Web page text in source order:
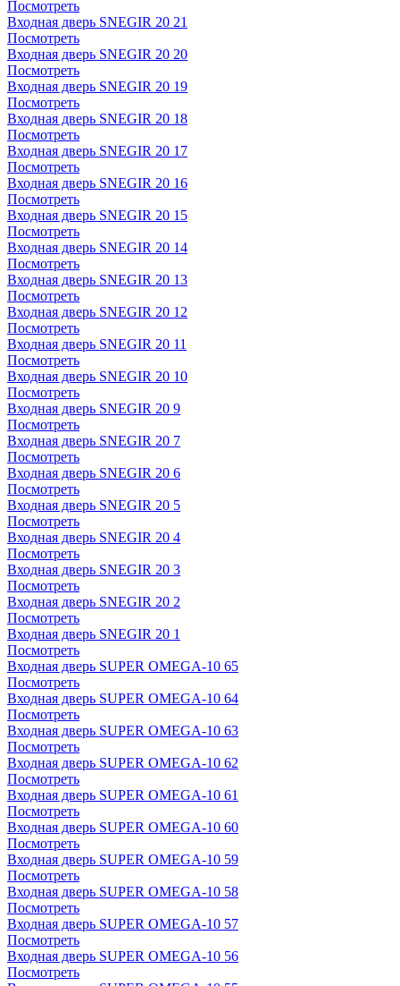
Посмотреть
Входная дверь SNEGIR 20 21
Посмотреть
Входная дверь SNEGIR 20 20
Посмотреть
Входная дверь SNEGIR 20 19
Посмотреть
Входная дверь SNEGIR 20 18
Посмотреть
Входная дверь SNEGIR 20 17
Посмотреть
Входная дверь SNEGIR 20 16
Посмотреть
Входная дверь SNEGIR 20 15
Посмотреть
Входная дверь SNEGIR 20 14
Посмотреть
Входная дверь SNEGIR 20 13
Посмотреть
Входная дверь SNEGIR 20 12
Посмотреть
Входная дверь SNEGIR 20 11
Посмотреть
Входная дверь SNEGIR 20 10
Посмотреть
Входная дверь SNEGIR 20 9
Посмотреть
Входная дверь SNEGIR 20 7
Посмотреть
Входная дверь SNEGIR 20 6
Посмотреть
Входная дверь SNEGIR 20 5
Посмотреть
Входная дверь SNEGIR 20 4
Посмотреть
Входная дверь SNEGIR 20 3
Посмотреть
Входная дверь SNEGIR 20 2
Посмотреть
Входная дверь SNEGIR 20 1
Посмотреть
Входная дверь SUPER OMEGA-10 65
Посмотреть
Входная дверь SUPER OMEGA-10 64
Посмотреть
Входная дверь SUPER OMEGA-10 63
Посмотреть
Входная дверь SUPER OMEGA-10 62
Посмотреть
Входная дверь SUPER OMEGA-10 61
Посмотреть
Входная дверь SUPER OMEGA-10 60
Посмотреть
Входная дверь SUPER OMEGA-10 59
Посмотреть
Входная дверь SUPER OMEGA-10 58
Посмотреть
Входная дверь SUPER OMEGA-10 57
Посмотреть
Входная дверь SUPER OMEGA-10 56
Посмотреть